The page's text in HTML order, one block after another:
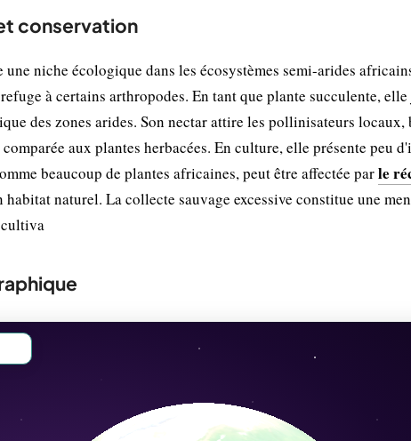
conservation
niche écologique dans les écosystèmes semi-arides
à certains arthropodes. En tant que plante succulente,
des zones arides. Son nectar attire les pollinisateurs
aux plantes herbacées. En culture, elle présente peu
beaucoup de plantes africaines, peut être affectée parle
naturel. La collecte sauvage excessive constitue une